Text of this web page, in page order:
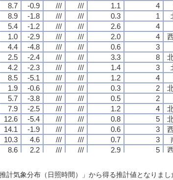
8.7 -0.9 /// /// 1.1 4
8.9 -1.8 /// /// 0.3 1
5.4 -1.2 /// /// 2.6 4
1.0 -2.9 /// /// 2.0 4
4.4 -4.8 /// /// 0.6 3
2.5 -2.4 /// /// 3.3 8
4.2 -2.3 /// /// 1.4 3
8.5 -5.1 /// /// 1.2 4
1.9 -0.6 /// /// 0.3 2
5.7 -3.8 /// /// 0.5 2
7.9 -2.5 /// /// 1.2 4
12.6 -5.4 /// /// 0.8 5
14.1 -1.9 /// /// 0.6 3
10.3 4.6 /// /// 0.7 3
8.6 2.2 /// /// 2.9 5
6.4 -0.7 /// 2.5
8.7 -0.9 /// /// 1.1 4
8.9 -1.8 /// /// 0.3 1
5.4 -1.2 /// /// 2.6 4
1.0 -2.9 /// /// 2.0 4
4.4 -4.8 /// /// 0.6 3
2.5 -2.4 /// /// 3.3 8
4.2 -2.3 /// /// 1.4 3
8.5 -5.1 /// /// 1.2 4
1.9 -0.6 /// /// 0.3 2
5.7 -3.8 /// /// 0.5 2
7.9 -2.5 /// /// 1.2 4
12.6 -5.4 /// /// 0.8 5
14.1 -1.9 /// /// 0.6 3
10.3 4.6 /// /// 0.7 3
8.6 2.2 /// /// 2.9 5
6.4 -0.7 /// 2.5
8.7 -0.9 /// /// 1.1 4
8.9 -1.8 /// /// 0.3 1
5.4 -1.2 /// /// 2.6 4
1.0 -2.9 /// /// 2.0 4
4.4 -4.8 /// /// 0.6 3
2.5 -2.4 /// /// 3.3 8
4.2 -2.3 /// /// 1.4 3
8.5 -5.1 /// /// 1.2 4
1.9 -0.6 /// /// 0.3 2
5.7 -3.8 /// /// 0.5 2
7.9 -2.5 /// /// 1.2 4
12.6 -5.4 /// /// 0.8 5
14.1 -1.9 /// /// 0.6 3
10.3 4.6 /// /// 0.7 3
8.6 2.2 /// /// 2.9 5
6.4 -0.7 /// 2.5
8.7 -0.9 /// /// 1.1 4
8.9 -1.8 /// /// 0.3 1
5.4 -1.2 /// /// 2.6 4
1.0 -2.9 /// /// 2.0 4
4.4 -4.8 /// /// 0.6 3
2.5 -2.4 /// /// 3.3 8
4.2 -2.3 /// /// 1.4 3
8.5 -5.1 /// /// 1.2 4
1.9 -0.6 /// /// 0.3 2
5.7 -3.8 /// /// 0.5 2
7.9 -2.5 /// /// 1.2 4
12.6 -5.4 /// /// 0.8 5
14.1 -1.9 /// /// 0.6 3
10.3 4.6 /// /// 0.7 3
8.6 2.2 /// /// 2.9 5
6.4 -0.7 /// 2.5
計気象分布（日照時間）」から得る推計値となりま